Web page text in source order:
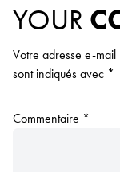
YOUR
Votre adresse e-
sont indiqués avec *
Commentaire *